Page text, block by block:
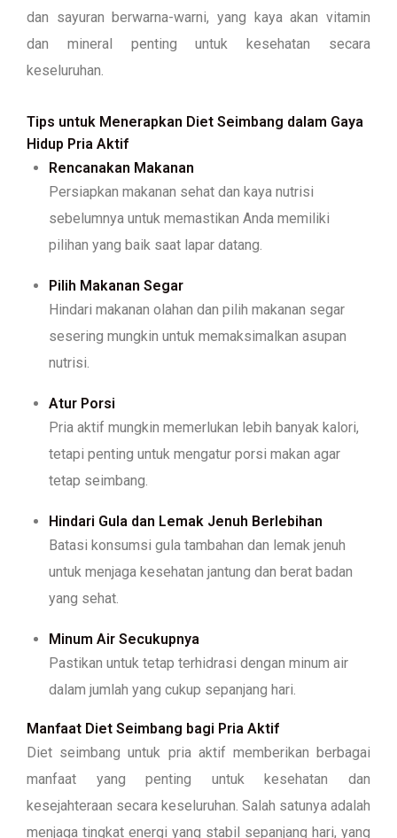
dan sayuran berwarna-warni, yang kaya akan vitamin
dan mineral penting untuk kesehatan secara
keseluruhan.
Tips untuk Menerapkan Diet Seimbang dalam Gaya
Hidup Pria Aktif
Rencanakan Makanan
Persiapkan makanan sehat dan kaya nutrisi
sebelumnya untuk memastikan Anda memiliki
pilihan yang baik saat lapar datang.
Pilih Makanan Segar
Hindari makanan olahan dan pilih makanan segar
sesering mungkin untuk memaksimalkan asupan
nutrisi.
Atur Porsi
Pria aktif mungkin memerlukan lebih banyak kalori,
tetapi penting untuk mengatur porsi makan agar
tetap seimbang.
Hindari Gula dan Lemak Jenuh Berlebihan
Batasi konsumsi gula tambahan dan lemak jenuh
untuk menjaga kesehatan jantung dan berat badan
yang sehat.
Minum Air Secukupnya
Pastikan untuk tetap terhidrasi dengan minum air
dalam jumlah yang cukup sepanjang hari.
Manfaat Diet Seimbang bagi Pria Aktif
Diet seimbang untuk pria aktif memberikan berbagai
manfaat yang penting untuk kesehatan dan
kesejahteraan secara keseluruhan. Salah satunya adalah
menjaga tingkat energi yang stabil sepanjang hari, yang